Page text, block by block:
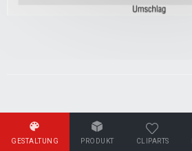
GESTALTUNG PRODUKT CLIPARTS